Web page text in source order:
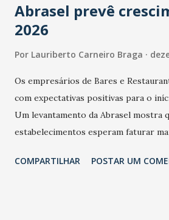
Abrasel prevê
2026
Por Lauriberto Carneiro Braga
Os empresários de Bares e
com expectativas positivas para o
Um levantamento da Abrasel mostra
estabelecimentos esperam faturar
relação ao último trimestre deste
COMPARTILHAR POSTAR UM